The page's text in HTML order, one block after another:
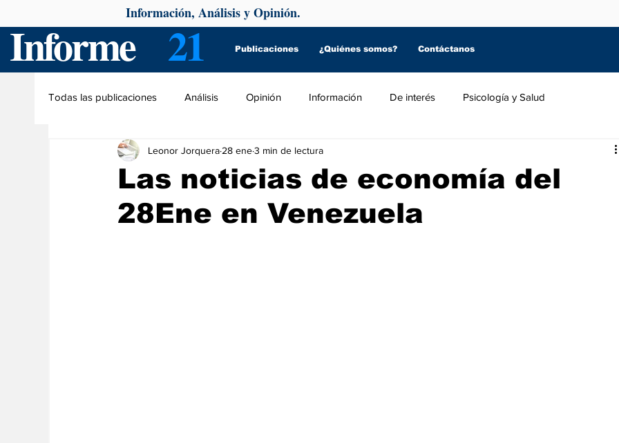
Informe 21 Publicaciones ¿Quiénes somos? Contáctanos
Información, Análisis y Opinión.
Todas las publicaciones Análisis Opinión Información De interés Psicología y Salud
Las noticias de economía del
28Ene en Venezuela
Leonor Jorquera 28 ene3 min de lectura